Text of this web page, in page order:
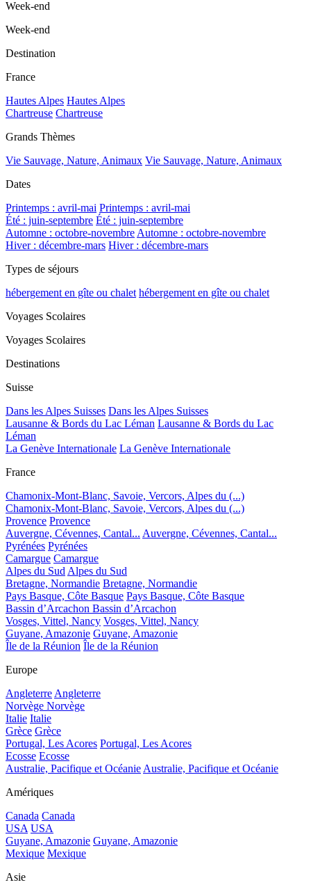
Week-end
Week-end
Destination
France
Hautes Alpes Hautes Alpes
Chartreuse Chartreuse
Grands Thèmes
Vie Sauvage, Nature, Animaux Vie Sauvage, Nature, Animaux
Dates
Printemps : avril-mai Printemps : avril-mai
Été : juin-septembre Été : juin-septembre
Automne : octobre-novembreAutomne : octobre-novembre
Hiver : décembre-mars Hiver : décembre-mars
Types de séjours
hébergement en gîte ou chalet hébergement en gîte ou chalet
Voyages Scolaires
Voyages Scolaires
Destinations
Suisse
Dans les Alpes Suisses Dans les Alpes Suisses
Lausanne & Bords du Lac Léman Lausanne & Bords du Lac
Léman
La Genève Internationale La Genève Internationale
France
Chamonix-Mont-Blanc, Savoie, Vercors, Alpes du (...)
Chamonix-Mont-Blanc, Savoie, Vercors, Alpes du (...)
Provence Provence
Auvergne, Cévennes, Cantal... Auvergne, Cévennes, Cantal...
Pyrénées Pyrénées
Camargue Camargue
Alpes du SudAlpes du Sud
Bretagne, Normandie Bretagne, Normandie
Pays Basque, Côte Basque Pays Basque, Côte Basque
Bassin d’Arcachon Bassin d’Arcachon
Vosges, Vittel, Nancy Vosges, Vittel, Nancy
Guyane, Amazonie Guyane, Amazonie
Île de la Réunion Île de la Réunion
Europe
AngleterreAngleterre
Norvège Norvège
Italie Italie
Grèce Grèce
Portugal, Les Acores Portugal, Les Acores
Ecosse Ecosse
Australie, Pacifique et OcéanieAustralie, Pacifique et Océanie
Amériques
Canada Canada
USA USA
Guyane, Amazonie Guyane, Amazonie
Mexique Mexique
Asie